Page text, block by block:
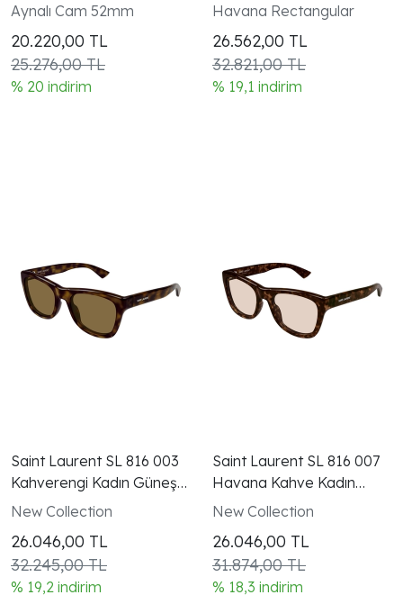
Aynalı Cam 52mm
20.220,00 TL
25.276,00 TL
% 20 indirim
Havana Rectangular
26.562,00 TL
32.821,00 TL
% 19,1 indirim
Saint Laurent SL 816 003
Kahverengi Kadın Güneş
Gözlüğü
New Collection
26.046,00 TL
32.245,00 TL
% 19,2 indirim
Saint Laurent SL 816 007
Havana Kahve Kadın
Güneş Gözlüğü
New Collection
26.046,00 TL
31.874,00 TL
% 18,3 indirim